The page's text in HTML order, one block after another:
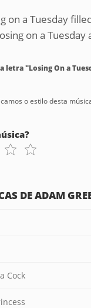
on a Tuesday
on a Tuesday
letra "Losing On a
o estilo desta
DE ADAM
Cock